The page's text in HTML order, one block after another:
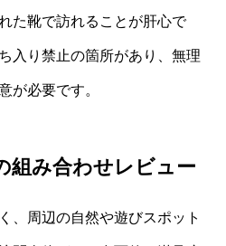
た靴で訪れることが肝心で
入り禁止の箇所があり、無理
が必要です。
組み合わせレビュー
、周辺の自然や遊びスポット